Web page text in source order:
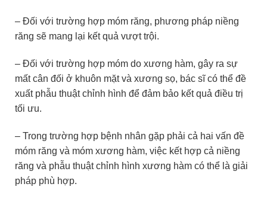
– Đối với trường hợp móm răng, phương pháp niềng
răng sẽ mang lại kết quả vượt trội.
– Đối với trường hợp móm do xương hàm, gây ra sự
mất cân đối ở khuôn mặt và xương sọ, bác sĩ có thể đề
xuất phẫu thuật chỉnh hình để đảm bảo kết quả điều trị
tối ưu.
– Trong trường hợp bệnh nhân gặp phải cả hai vấn đề
móm răng và móm xương hàm, việc kết hợp cả niềng
răng và phẫu thuật chỉnh hình xương hàm có thể là giải
pháp phù hợp.